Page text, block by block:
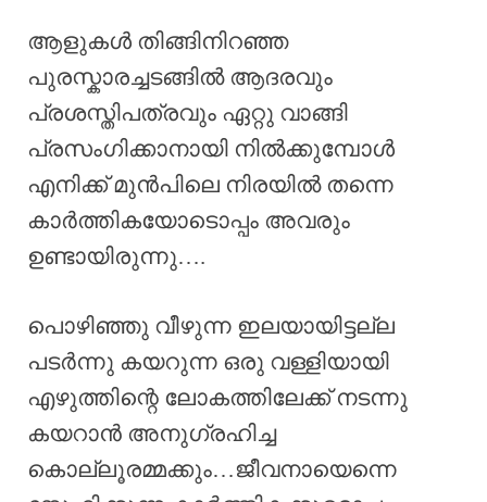
ആളുകൾ തിങ്ങിനിറഞ്ഞ
പുരസ്കാരച്ചടങ്ങിൽ ആദരവും
പ്രശസ്തിപത്രവും ഏറ്റു വാങ്ങി
പ്രസംഗിക്കാനായി നിൽക്കുമ്പോൾ
എനിക്ക് മുൻപിലെ നിരയിൽ തന്നെ
കാർത്തികയോടൊപ്പം അവരും
ഉണ്ടായിരുന്നു….
പൊഴിഞ്ഞു വീഴുന്ന ഇലയായിട്ടല്ല
പടർന്നു കയറുന്ന ഒരു വള്ളിയായി
എഴുത്തിന്റെ ലോകത്തിലേക്ക് നടന്നു
കയറാൻ അനുഗ്രഹിച്ച
കൊല്ലൂരമ്മക്കും…ജീവനായെന്നെ